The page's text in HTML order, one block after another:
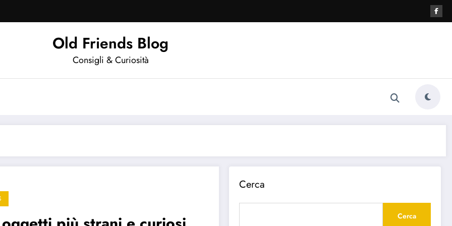
Old Friends Blog
Consigli & Curiosità
Cerca
Cerca